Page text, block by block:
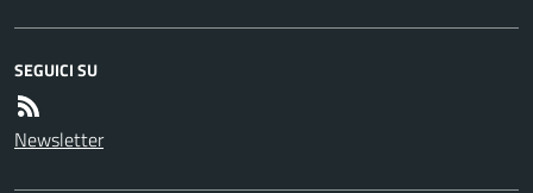
SEGUICI SU
Newsletter